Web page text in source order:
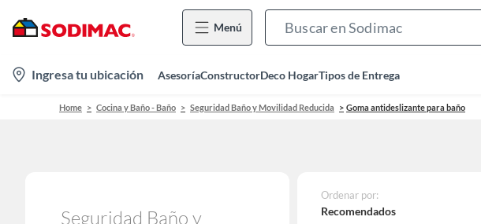
Menú
location-
icon
Ingresa tu ubicación AsesoríaConstructorDeco HogarTipos de Entrega
Home Cocina y Baño - Baño Seguridad Baño y Movilidad Reducida Goma antideslizante para baño
Seguridad Baño y
Ordenar por:
Recomendados